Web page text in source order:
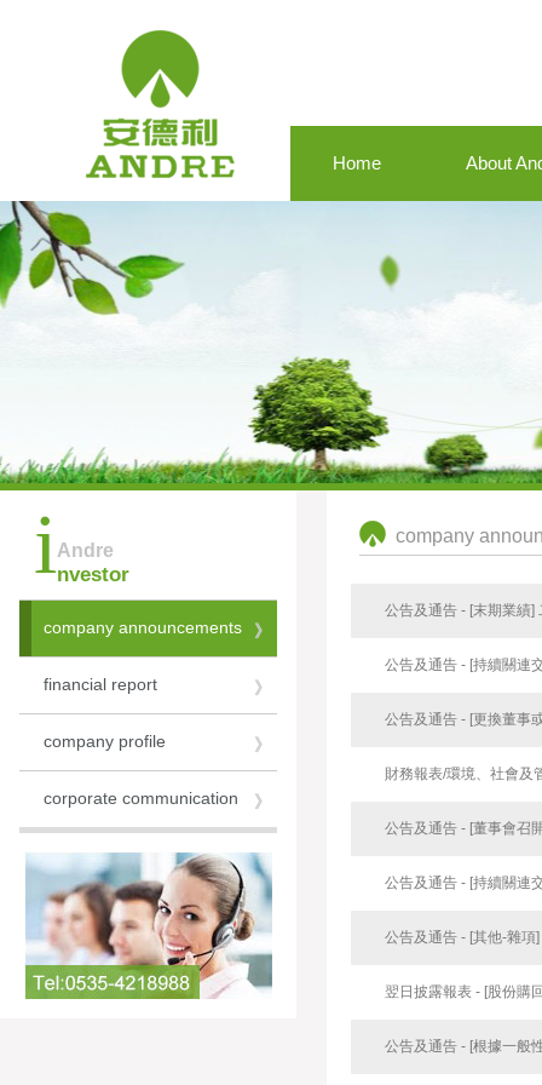
Home About
iAndre
nvestor
company announcements 》
financial report 》
company profile 》
corporate communication 》
company
公告及通告 - [末期業績]
公告及通告 - [持續關連
財務報表/環境、社會及
公告及通告 - [董事會召
公告及通告 - [持續關連
公告及通告 - [其他-雜
翌日披露報表 - [股份購
公告及通告 - [根據一般